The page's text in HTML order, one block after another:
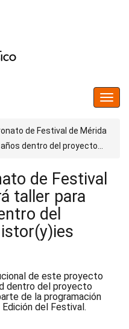
de Festival de Mérida
dentro del proyecto...
de Festival
taller para
del
de este proyecto
dentro del proyecto
de la programación
del Festival.